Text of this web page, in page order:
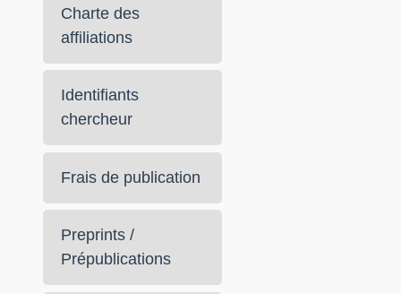
Charte des
affiliations
Identifiants
chercheur
Frais de publication
Preprints /
Prépublications